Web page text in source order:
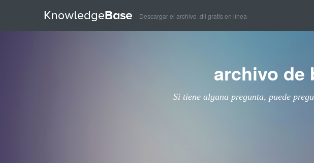
Descargar el archivo .dll gratis en línea
archivo de
Si tiene alguna pregunta, puede